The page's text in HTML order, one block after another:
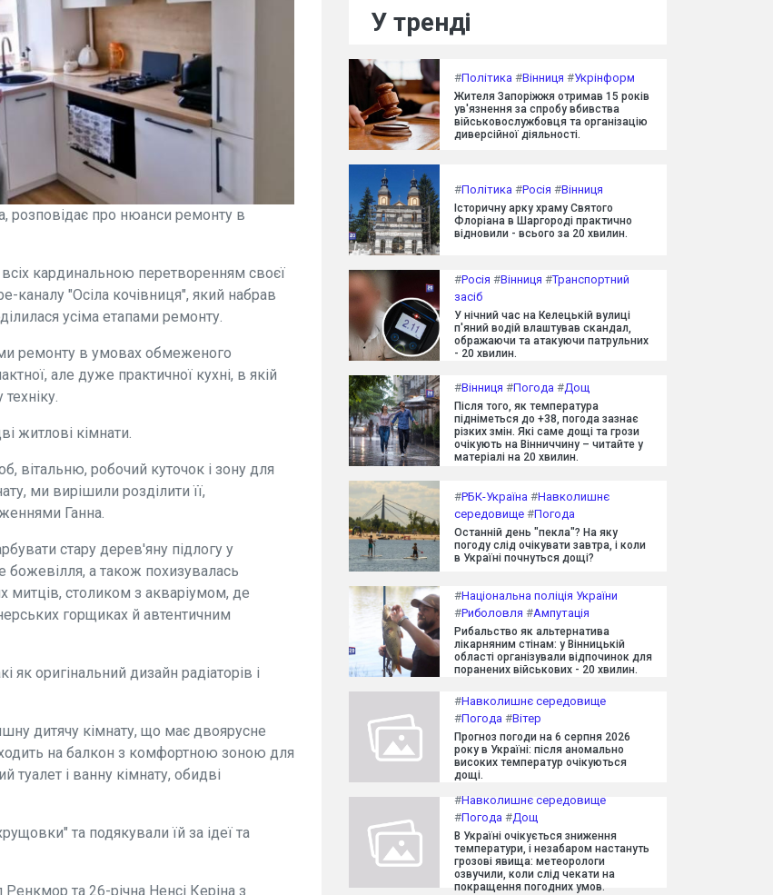
розповідає про нюанси ремонту в
всіх кардинальною перетворенням своєї
каналу "Осіла кочівниця", який набрав
усіма етапами ремонту.
ремонту в умовах обмеженого
але дуже практичної кухні, в якій
житлові кімнати.
вітальню, робочий куточок і зону для
ми вирішили розділити її,
Ганна.
стару дерев'яну підлогу у
божевілля, а також похизувалась
митців, столиком з акваріумом, де
горщиках й автентичним
як оригінальний дизайн радіаторів і
дитячу кімнату, що має двоярусне
на балкон з комфортною зоною для
туалет і ванну кімнату, обидві
та подякували їй за ідеї та
та 26-річна Ненсі Керіна з
У тренді
#Політика #Вінниця #Укрінформ
Жителя Запоріжжя отримав 15 років
ув'язнення за спробу вбивства
військовослужбовця та організацію
диверсійної діяльності.
#Політика #Росія #Вінниця
Історичну арку храму Святого
Флоріана в Шаргороді практично
відновили - всього за 20 хвилин.
#Росія #Вінниця #Транспортний
засіб
У нічний час на Келецькій вулиці
п'яний водій влаштував скандал,
ображаючи та атакуючи патрульних
- 20 хвилин.
#Вінниця #Погода #Дощ
Після того, як температура
підніметься до +38, погода зазнає
різких змін. Які саме дощі та грози
очікують на Вінниччину – читайте у
матеріалі на 20 хвилин.
#РБК-Україна #Навколишнє
середовище #Погода
Останній день "пекла"? На яку
погоду слід очікувати завтра, і коли
в Україні почнуться дощі?
#Національна поліція України
#Риболовля #Ампутація
Рибальство як альтернатива
лікарняним стінам: у Вінницькій
області організували відпочинок для
поранених військових - 20 хвилин.
#Навколишнє середовище
#Погода #Вітер
Прогноз погоди на 6 серпня 2026
року в Україні: після аномально
високих температур очікуються
дощі.
#Навколишнє середовище
#Погода #Дощ
В Україні очікується зниження
температури, і незабаром настануть
грозові явища: метеорологи
озвучили, коли слід чекати на
покращення погодних умов.